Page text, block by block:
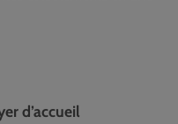
d’accueil